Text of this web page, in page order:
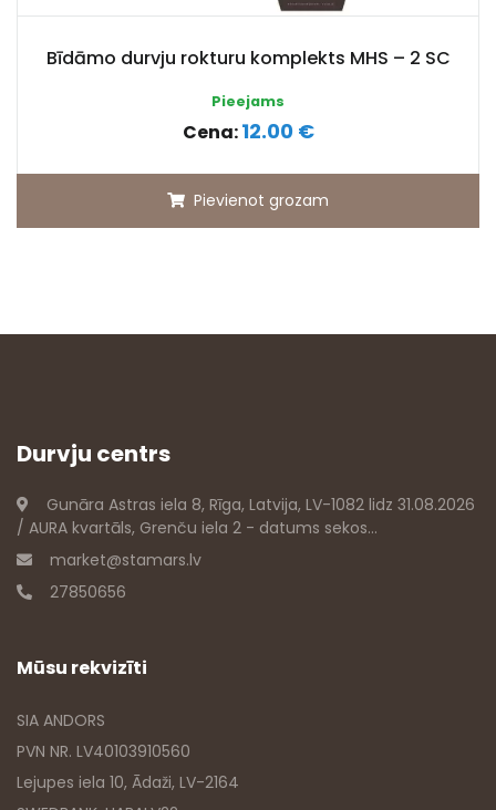
Bīdāmo durvju rokturu komplekts MHS – 2 SC
Pieejams
Cena:12.00 €
Pievienot grozam
Durvju centrs
Gunāra Astras iela 8, Rīga, Latvija, LV-1082 lidz 31.08.2026
/ AURA kvartāls, Grenču iela 2 - datums sekos...
market@stamars.lv
27850656
Mūsu rekvizīti
SIA ANDORS
PVN NR. LV40103910560
Lejupes iela 10, Ādaži, LV-2164